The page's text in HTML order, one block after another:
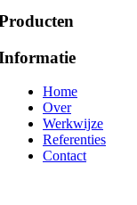
Home
Over
Werkwijze
Referenties
Contact